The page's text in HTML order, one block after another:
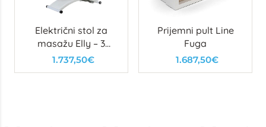
Električni stol za
masažu Elly – 3
motora
1.737,50€
Prijemni pult Line
Fuga
1.687,50€